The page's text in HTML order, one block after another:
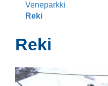
Veneparkki
Reki
Reki